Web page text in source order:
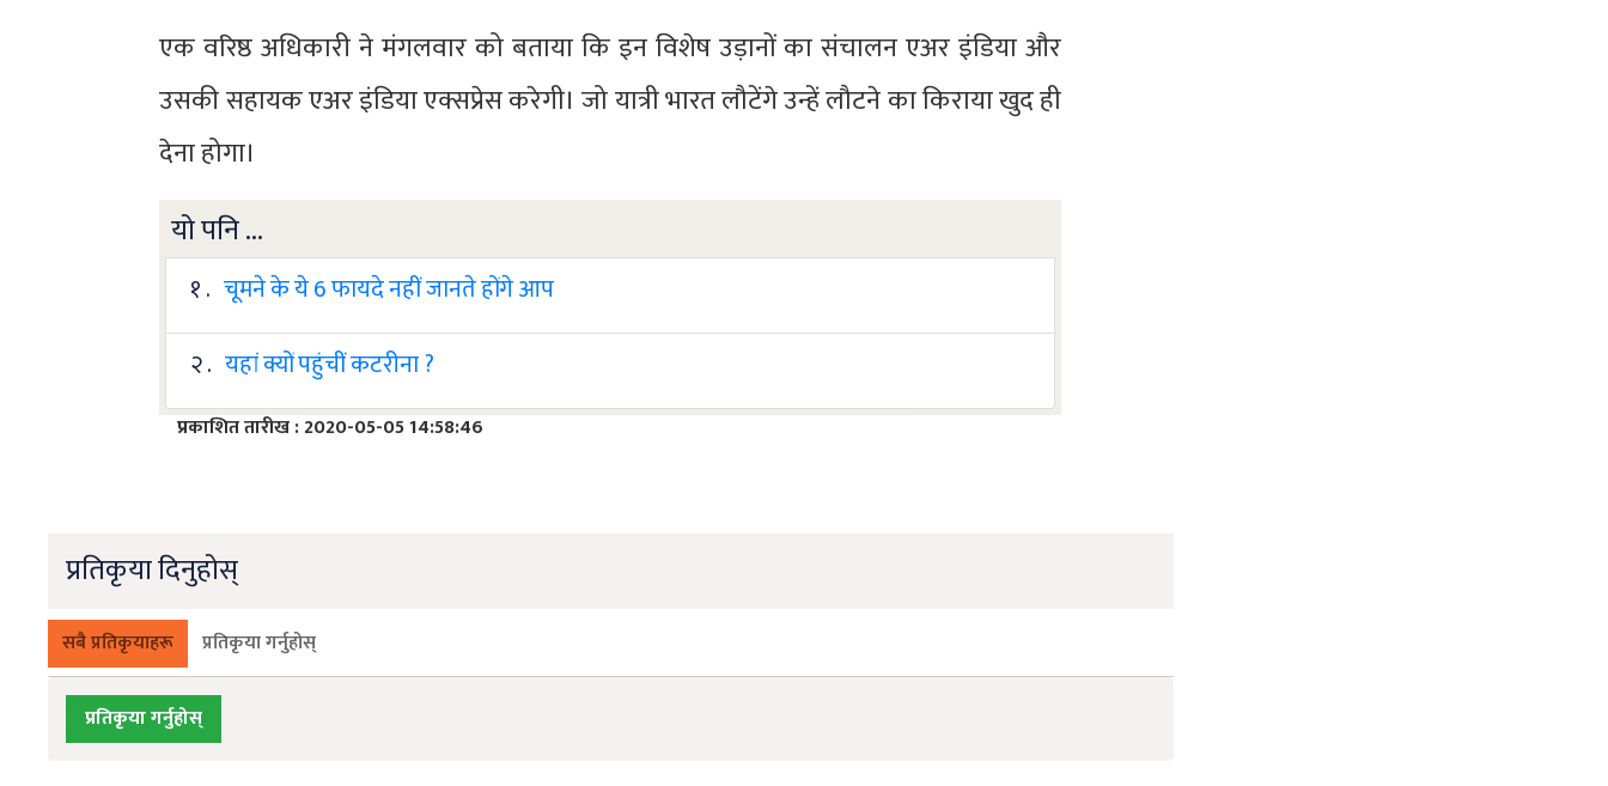
एक वरिष्ठ अधिकारी ने मंगलवार को बताया कि इन विशेष उड़ानों का संचालन एअर इंडिया और
उसकी सहायक एअर इंडिया एक्सप्रेस करेगी। जो यात्री भारत लौटेंगे उन्हें लौटने का किराया खुद ही
देना होगा।
यो पनि ...
१ . चूमने के ये 6 फायदे नहीं जानते होंगे आप
२ . यहां क्यों पहुंचीं कटरीना ?
प्रकाशित तारीख : 2020-05-05 14:58:46
प्रतिकृया दिनुहोस्
सबै प्रतिकृयाहरू प्रतिकृया गर्नुहोस्
प्रतिकृया गर्नुहोस्